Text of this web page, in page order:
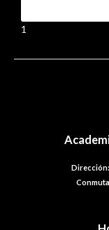
1
Dirección: